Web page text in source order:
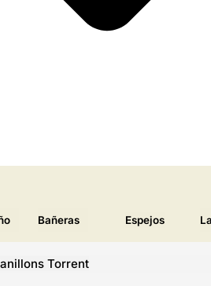
Bañeras Espejos
Torrent